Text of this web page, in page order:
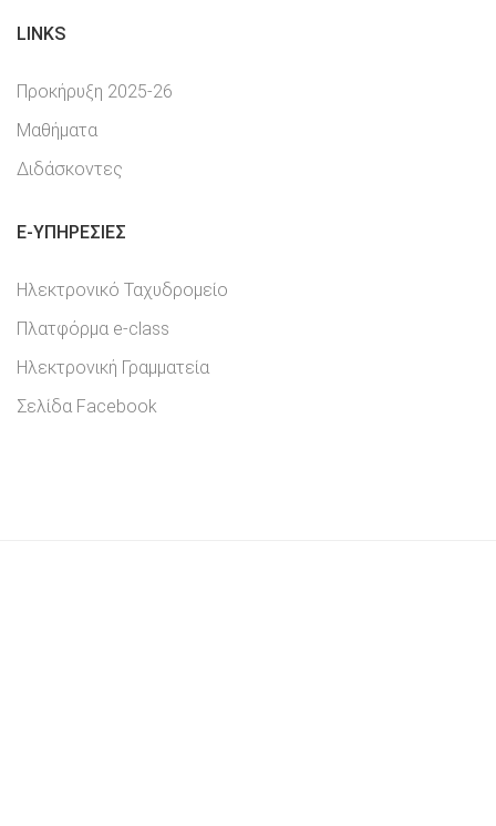
LINKS
Προκήρυξη 2025-26
Μαθήματα
Διδάσκοντες
E-YΠΗΡΕΣΊΕΣ
Ηλεκτρονικό Ταχυδρομείο
Πλατφόρμα e-class
Ηλεκτρονική Γραμματεία
Σελίδα Facebook